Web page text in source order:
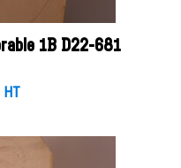
1B D22-681
HT